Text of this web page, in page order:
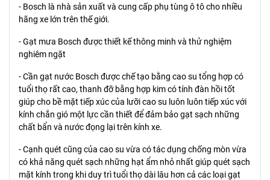
- Bosch là nhà sản xuất và cung cấp phụ tùng ô tô cho nhiều
hãng xe lớn trên thế giới.
- Gạt mưa Bosch được thiết kế thông minh và thử nghiệm
nghiêm ngặt
- Cần gạt nước Bosch được chế tạo bằng cao su tổng hợp có
tuổi thọ rất cao, thanh đỡ bằng hợp kim có tính đàn hồi tốt
giúp cho bề mặt tiếp xúc của lưỡi cao su luôn luôn tiếp xúc với
kính chắn gió một lực cần thiết để đảm bảo gạt sạch những
chất bẩn và nước đọng lại trên kính xe.
- Cạnh quét cũng của cao su vừa có tác dụng chống mòn vừa
có khả năng quét sạch những hạt ẩm nhỏ nhất giúp quét sạch
mặt kính trong khi duy trì tuổi thọ dài lâu hơn cả các loại gạt